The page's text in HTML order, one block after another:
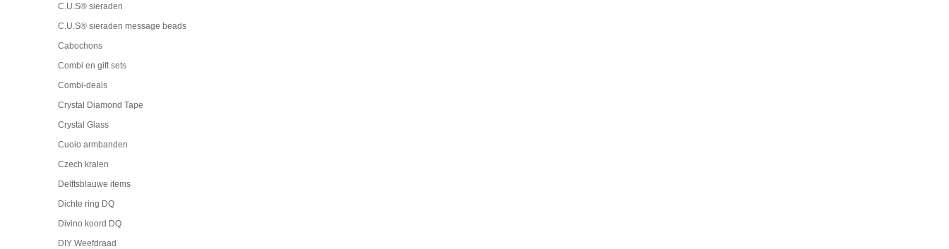
C.U.S® sieraden
C.U.S® sieraden message beads
Cabochons
Combi en gift sets
Combi-deals
Crystal Diamond Tape
Crystal Glass
Cuoio armbanden
Czech kralen
Delftsblauwe items
Dichte ring DQ
Divino koord DQ
DIY Weefdraad